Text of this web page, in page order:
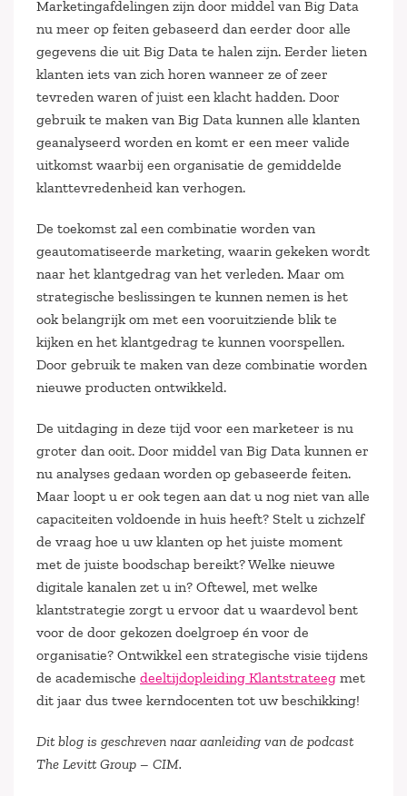
Marketingafdelingen zijn door middel van Big Data
nu meer op feiten gebaseerd dan eerder door alle
gegevens die uit Big Data te halen zijn. Eerder lieten
klanten iets van zich horen wanneer ze of zeer
tevreden waren of juist een klacht hadden. Door
gebruik te maken van Big Data kunnen alle klanten
geanalyseerd worden en komt er een meer valide
uitkomst waarbij een organisatie de gemiddelde
klanttevredenheid kan verhogen.
De toekomst zal een combinatie worden van
geautomatiseerde marketing, waarin gekeken wordt
naar het klantgedrag van het verleden. Maar om
strategische beslissingen te kunnen nemen is het
ook belangrijk om met een vooruitziende blik te
kijken en het klantgedrag te kunnen voorspellen.
Door gebruik te maken van deze combinatie worden
nieuwe producten ontwikkeld.
De uitdaging in deze tijd voor een marketeer is nu
groter dan ooit. Door middel van Big Data kunnen er
nu analyses gedaan worden op gebaseerde feiten.
Maar loopt u er ook tegen aan dat u nog niet van alle
capaciteiten voldoende in huis heeft? Stelt u zichzelf
de vraag hoe u uw klanten op het juiste moment
met de juiste boodschap bereikt? Welke nieuwe
digitale kanalen zet u in? Oftewel, met welke
klantstrategie zorgt u ervoor dat u waardevol bent
voor de door gekozen doelgroep én voor de
organisatie? Ontwikkel een strategische visie tijdens
de academische deeltijdopleiding Klantstrateeg met
dit jaar dus twee kerndocenten tot uw beschikking!
Dit blog is geschreven naar aanleiding van de podcast
The Levitt Group – CIM.